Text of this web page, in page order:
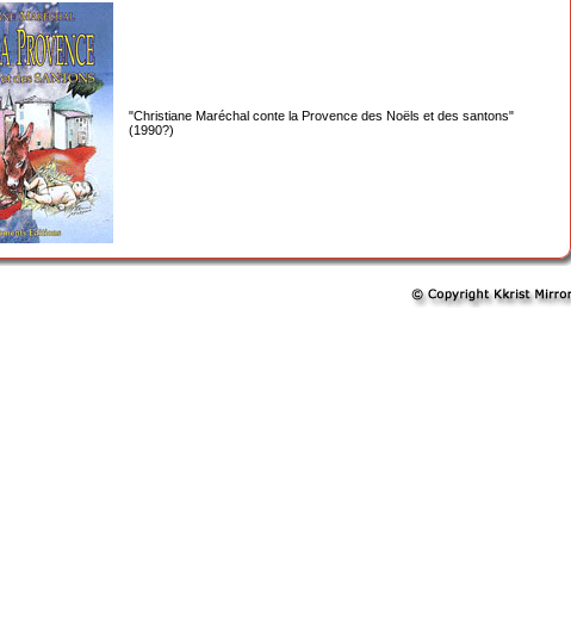
"Christiane Maréchal conte la Provence des Noëls et des santons"
(1990?)